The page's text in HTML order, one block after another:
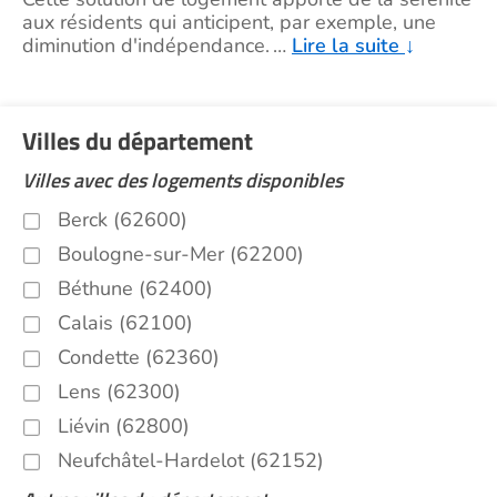
aux résidents qui anticipent, par exemple, une
diminution d'indépendance. … Lire la suite ↓
Villes du département
Villes avec des logements disponibles
Berck (62600)
Boulogne-sur-Mer (62200)
Béthune (62400)
Calais (62100)
Condette (62360)
Lens (62300)
Liévin (62800)
Neufchâtel-Hardelot (62152)